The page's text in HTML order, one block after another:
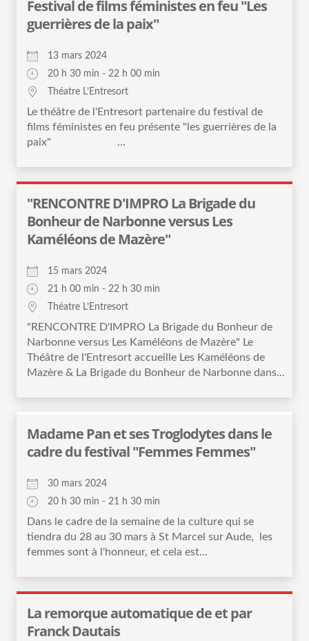
Festival de films féministes en feu "Les
guerrières de la paix"
13 mars 2024
20 h 30 min - 22 h 00 min
Théatre L’Entresort
Le théâtre de l'Entresort partenaire du festival de
films féministes en feu présente "les guerrières de la
paix" ...
"RENCONTRE D'IMPRO La Brigade du
Bonheur de Narbonne versus Les
Kaméléons de Mazère"
15 mars 2024
21 h 00 min - 22 h 30 min
Théatre L’Entresort
"RENCONTRE D'IMPRO La Brigade du Bonheur de
Narbonne versus Les Kaméléons de Mazère" Le
Théâtre de l'Entresort accueille Les Kaméléons de
Mazère & La Brigade du Bonheur de Narbonne dans...
Madame Pan et ses Troglodytes dans le
cadre du festival "Femmes Femmes"
30 mars 2024
20 h 30 min - 21 h 30 min
Dans le cadre de la semaine de la culture qui se
tiendra du 28 au 30 mars à St Marcel sur Aude, les
femmes sont à l'honneur, et cela est...
La remorque automatique de et par
Franck Dautais